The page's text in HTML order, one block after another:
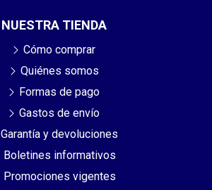
NUESTRA TIENDA
Cómo comprar
Quiénes somos
Formas de pago
Gastos de envío
Garantía y devoluciones
Boletines informativos
Promociones vigentes